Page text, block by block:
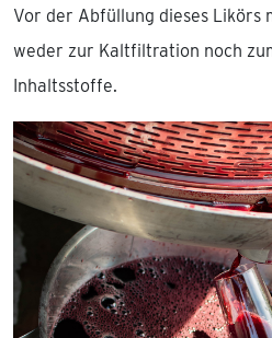
Vor der Abfüllung dieses Likörs
weder zur Kaltfiltration noch
Inhaltsstoffe.